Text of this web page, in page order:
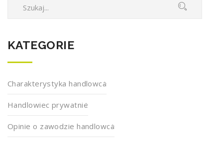
KATEGORIE
Charakterystyka handlowca
Handlowiec prywatnie
Opinie o zawodzie handlowca